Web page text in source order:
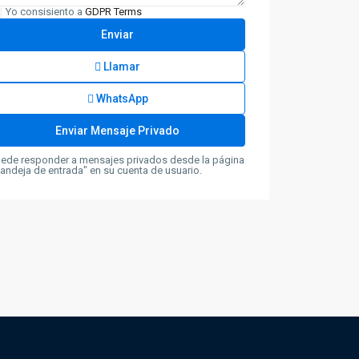
Yo consisiento a GDPR Terms
Llamar
WhatsApp
responder a mensajes privados desde la página
de entrada" en su cuenta de usuario.